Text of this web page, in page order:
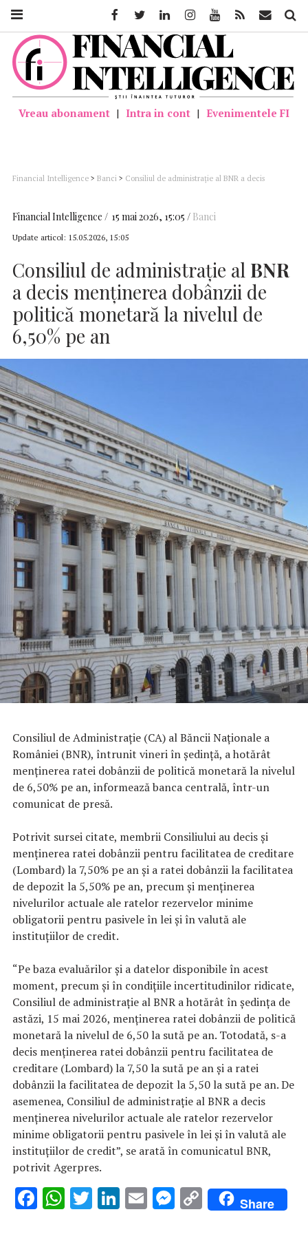
Vreau abonament | Intra in cont | Evenimentele FI
Financial Intelligence > Banci > Consiliul de administraţie al BNR a decis
Financial Intelligence 15 mai 2026, 15:05 Banci
Update articol: 15.05.2026, 15:05
Consiliul de administraţie al BNR
a decis menţinerea dobânzii de
politică monetară la nivelul de
6,50% pe an
Consiliul de Administraţie (CA) al Băncii Naţionale a
României (BNR), întrunit vineri în şedinţă, a hotărât
menţinerea ratei dobânzii de politică monetară la nivelul
de 6,50% pe an, informează banca centrală, într-un
comunicat de presă.
Potrivit sursei citate, membrii Consiliului au decis şi
menţinerea ratei dobânzii pentru facilitatea de creditare
(Lombard) la 7,50% pe an şi a ratei dobânzii la facilitatea
de depozit la 5,50% pe an, precum şi menţinerea
nivelurilor actuale ale ratelor rezervelor minime
obligatorii pentru pasivele în lei şi în valută ale
instituţiilor de credit.
“Pe baza evaluărilor şi a datelor disponibile în acest
moment, precum şi în condiţiile incertitudinilor ridicate,
Consiliul de administraţie al BNR a hotărât în şedinţa de
astăzi, 15 mai 2026, menţinerea ratei dobânzii de politică
monetară la nivelul de 6,50 la sută pe an. Totodată, s-a
decis menţinerea ratei dobânzii pentru facilitatea de
creditare (Lombard) la 7,50 la sută pe an şi a ratei
dobânzii la facilitatea de depozit la 5,50 la sută pe an. De
asemenea, Consiliul de administraţie al BNR a decis
menţinerea nivelurilor actuale ale ratelor rezervelor
minime obligatorii pentru pasivele în lei şi în valută ale
instituţiilor de credit”, se arată în comunicatul BNR,
potrivit Agerpres.
F W T Li E M C
o
Share
FacebookTwitter LinkedinInstagramYoutube Feed Mail